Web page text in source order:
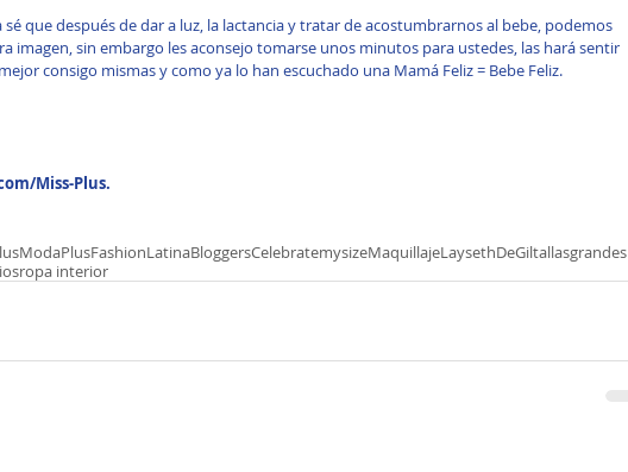
sé que después de dar a luz, la lactancia y tratar de acostumbrarnos al bebe, podemos
imagen, sin embargo les aconsejo tomarse unos minutos para ustedes, las hará sentir
consigo mismas y como ya lo han escuchado una Mamá Feliz = Bebe Feliz.
Miss-Plus.
ModaPlusFashionLatinaBloggersCelebratemysizeMaquillajeLaysethDeGiltallasgrandes
ropa interior